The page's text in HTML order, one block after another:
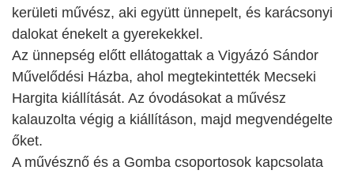
kerületi művész, aki együtt ünnepelt, és karácsonyi
dalokat énekelt a gyerekekkel.
Az ünnepség előtt ellátogattak a Vigyázó Sándor
Művelődési Házba, ahol megtekintették Mecseki
Hargita kiállítását. Az óvodásokat a művész
kalauzolta végig a kiállításon, majd megvendégelte
őket.
A művésznő és a Gomba csoportosok kapcsolata